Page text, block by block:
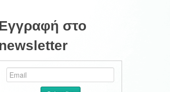
στο